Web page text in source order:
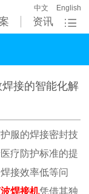
资讯
中文 English
接的智能化解
服的焊接密封技
疗防护标准的提
接效率低等问
焊接机凭借其独